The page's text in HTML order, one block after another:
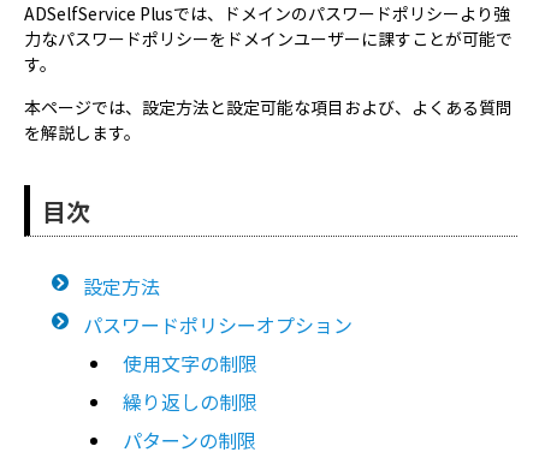
ADSelfService Plusでは、ドメインのパスワードポリシーより強
力なパスワードポリシーをドメインユーザーに課すことが可能で
す。
本ページでは、設定方法と設定可能な項目および、よくある質問
を解説します。
目次
設定方法
パスワードポリシーオプション
使用文字の制限
繰り返しの制限
パターンの制限